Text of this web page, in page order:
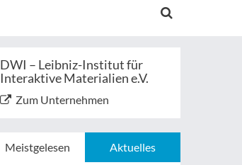
DWI – Leibniz-Institut für
Interaktive Materialien e.V.
Zum Unternehmen
Meistgelesen Aktuelles